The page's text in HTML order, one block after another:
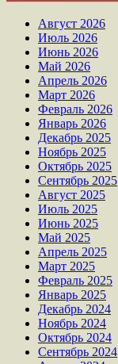
Август 2026
Июль 2026
Июнь 2026
Май 2026
Апрель 2026
Март 2026
Февраль 2026
Январь 2026
Декабрь 2025
Ноябрь 2025
Октябрь 2025
Сентябрь 2025
Август 2025
Июль 2025
Июнь 2025
Май 2025
Апрель 2025
Март 2025
Февраль 2025
Январь 2025
Декабрь 2024
Ноябрь 2024
Октябрь 2024
Сентябрь 2024